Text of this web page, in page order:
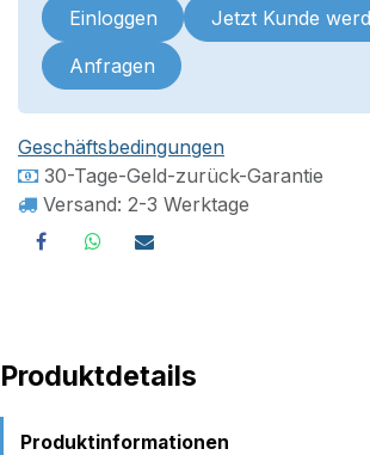
Einloggen Jetzt Kunde
Anfragen
Geschäftsbedingungen
30-Tage-Geld-zurück-Garantie
Versand: 2-3 Werktage
Produktdetails
Produktinformationen